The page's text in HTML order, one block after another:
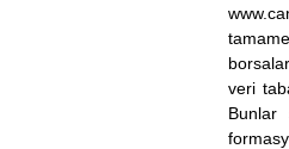
veri
Bunlar